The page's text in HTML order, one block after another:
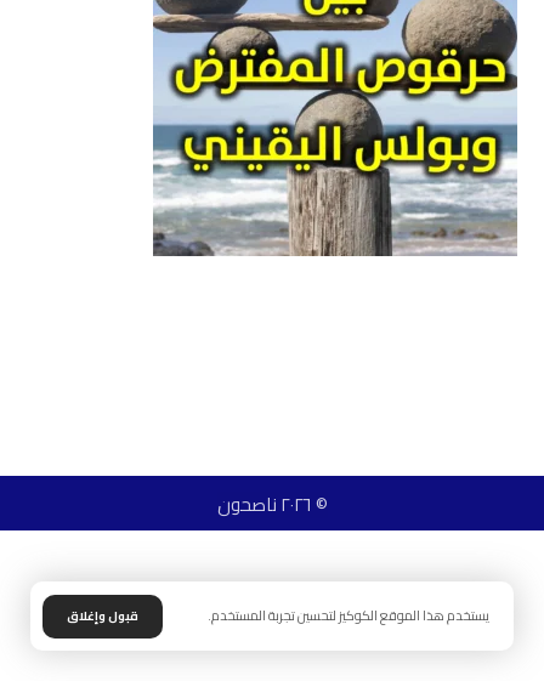
© ٢٠٢٦ ناصحون
يستخدم هذا الموقع الكوكيز لتحسين تجربة المستخدم. قبول وإغلاق